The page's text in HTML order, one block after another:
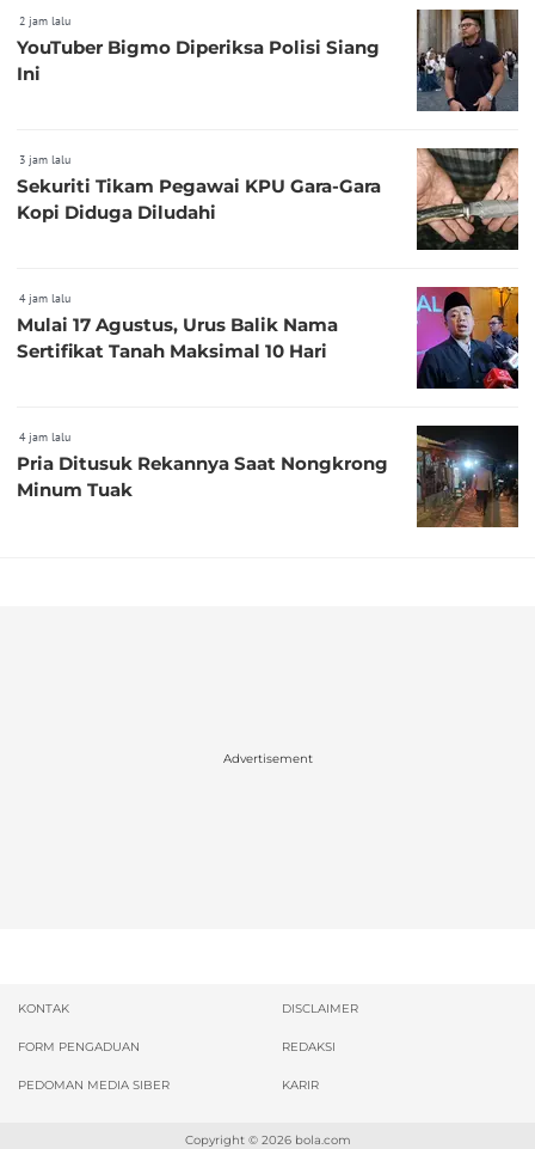
2 jam lalu
YouTuber Bigmo Diperiksa Polisi Siang
Ini
3 jam lalu
Sekuriti Tikam Pegawai KPU Gara-Gara
Kopi Diduga Diludahi
4 jam lalu
Mulai 17 Agustus, Urus Balik Nama
Sertifikat Tanah Maksimal 10 Hari
4 jam lalu
Pria Ditusuk Rekannya Saat Nongkrong
Minum Tuak
Advertisement
KONTAK DISCLAIMER
FORM PENGADUAN REDAKSI
PEDOMAN MEDIA SIBER KARIR
Copyright © 2026 bola.com